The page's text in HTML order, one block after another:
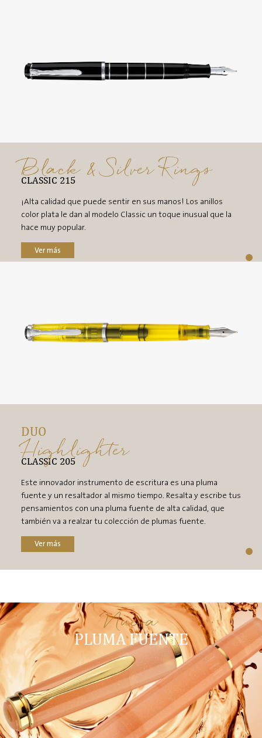
Black & Silver Rings
CLASSIC 215
¡Alta calidad que puede sentir en sus manos! Los anillos
color plata le dan al modelo Classic un toque inusual que la
hace muy popular.
Ver más
DUO
Highlighter
CLASSIC 205
Este innovador instrumento de escritura es una pluma
fuente y un resaltador al mismo tiempo. Resalta y escribe tus
pensamientos con una pluma fuente de alta calidad, que
también va a realzar tu colección de plumas fuente.
Ver más
Nueva
PLUMA FUENTE